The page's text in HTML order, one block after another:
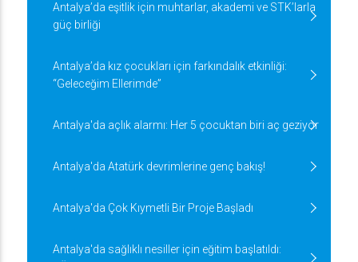
Antalya’da eşitlik için muhtarlar, akademi ve STK’larla
güç birliği
Antalya’da kız çocukları için farkındalık etkinliği:
“Geleceğim Ellerimde”
Antalya'da açlık alarmı: Her 5 çocuktan biri aç geziyor
Antalya'da Atatürk devrimlerine genç bakış!
Antalya'da Çok Kıymetli Bir Proje Başladı
Antalya'da sağlıklı nesiller için eğitim başlatıldı: